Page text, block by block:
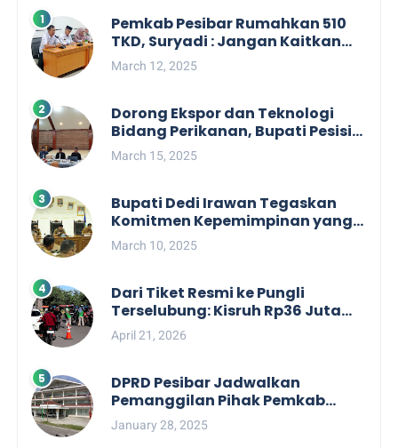
Pemkab Pesibar Rumahkan 510
TKD, Suryadi : Jangan Kaitkan
Dengan Kepentingan Politik
March 12, 2025
Dorong Ekspor dan Teknologi
Bidang Perikanan, Bupati Pesisir
Barat Audiensi Terkait Sister City
March 15, 2025
Bupati Dedi Irawan Tegaskan
Komitmen Kepemimpinan yang
Berpihak kepada Masyarakat
dalam Rapat Koordinasi OPD
March 10, 2025
Dari Tiket Resmi ke Pungli
Terselubung: Kisruh Rp36 Juta
Pengelolaan Tiket Pantai
Labuhan Jukung
April 21, 2026
DPRD Pesibar Jadwalkan
Pemanggilan Pihak Pemkab
Terkait Nasib dan Status TKD di
Tahun 2025
January 28, 2025